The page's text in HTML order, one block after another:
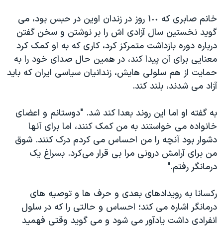
خانم صابری كه ١٠٠ روز در زندان اوين در حبس بود، می
گوید نخستین سال آزادى اش را بر نوشتن و سخن گفتن
درباره دوره بازداشت متمركز کرد، كارى كه به او كمک كرد
معنايی براى آن پيدا كند، در همين حال صداى خود را به
حمايت از هم سلولى هايش، زندانيان سياسى ايران كه بايد
آزاد مى شدند، بلند كند.
به گفته او اما اين روند بعدا كند شد. "دوستانم و اعضاى
خانواده مى خواستند به من كمک كنند، اما براى آنها
دشوار بود آنچه را من احساس مى كردم درک کنند. شوق
من براى آرامش درونى مرا بی قرار می‌کرد. بسراغ يک
درمانگر رفتم."
ركسانا به رويدادهاى بعدى و حرف ها و توصيه هاى
درمانگر اشاره مى كند؛ احساس و حالتى را كه در سلول
انفرادى داشت یادآور مى شود و مى گويد وقتى فهميد